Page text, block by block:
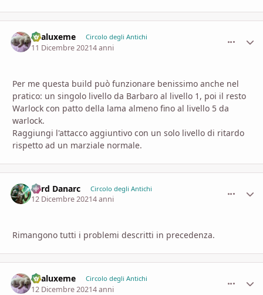
Enaluxeme Circolo degli Antichi
11 Dicembre 20214 anni
Per me questa build può funzionare benissimo anche nel
pratico: un singolo livello da Barbaro al livello 1, poi il resto
Warlock con patto della lama almeno fino al livello 5 da
warlock.
Raggiungi l'attacco aggiuntivo con un solo livello di ritardo
rispetto ad un marziale normale.
Lord Danarc Circolo degli Antichi
12 Dicembre 20214 anni
Rimangono tutti i problemi descritti in precedenza.
Enaluxeme Circolo degli Antichi
12 Dicembre 20214 anni